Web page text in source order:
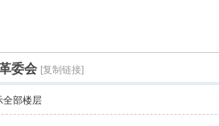
委会 [复制链接]
全部楼层